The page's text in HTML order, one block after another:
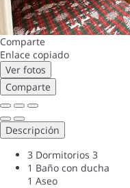
Comparte
Enlace copiado
Ver fotos
Comparte
Descripción
3 Dormitorios 3
1 Baño con ducha
1 Aseo